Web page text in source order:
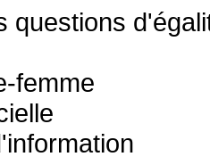
questions
femme